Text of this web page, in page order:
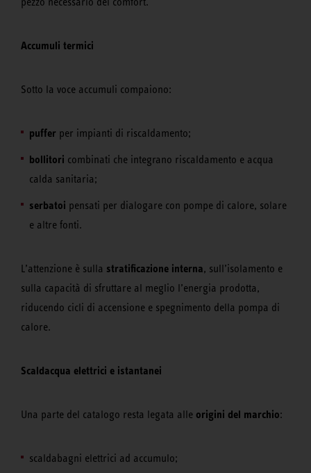
Accumuli termici
Sotto la voce accumuli compaiono:
puffer per impianti di riscaldamento;
bollitori combinati che integrano riscaldamento e acqua
calda sanitaria;
serbatoi pensati per dialogare con pompe di calore, solare
e altre fonti.
L’attenzione è sulla stratificazione interna, sull’isolamento e
sulla capacità di sfruttare al meglio l’energia prodotta,
riducendo cicli di accensione e spegnimento della pompa di
calore.
Scaldacqua elettrici e istantanei
Una parte del catalogo resta legata alle origini del marchio:
scaldabagni elettrici ad accumulo;